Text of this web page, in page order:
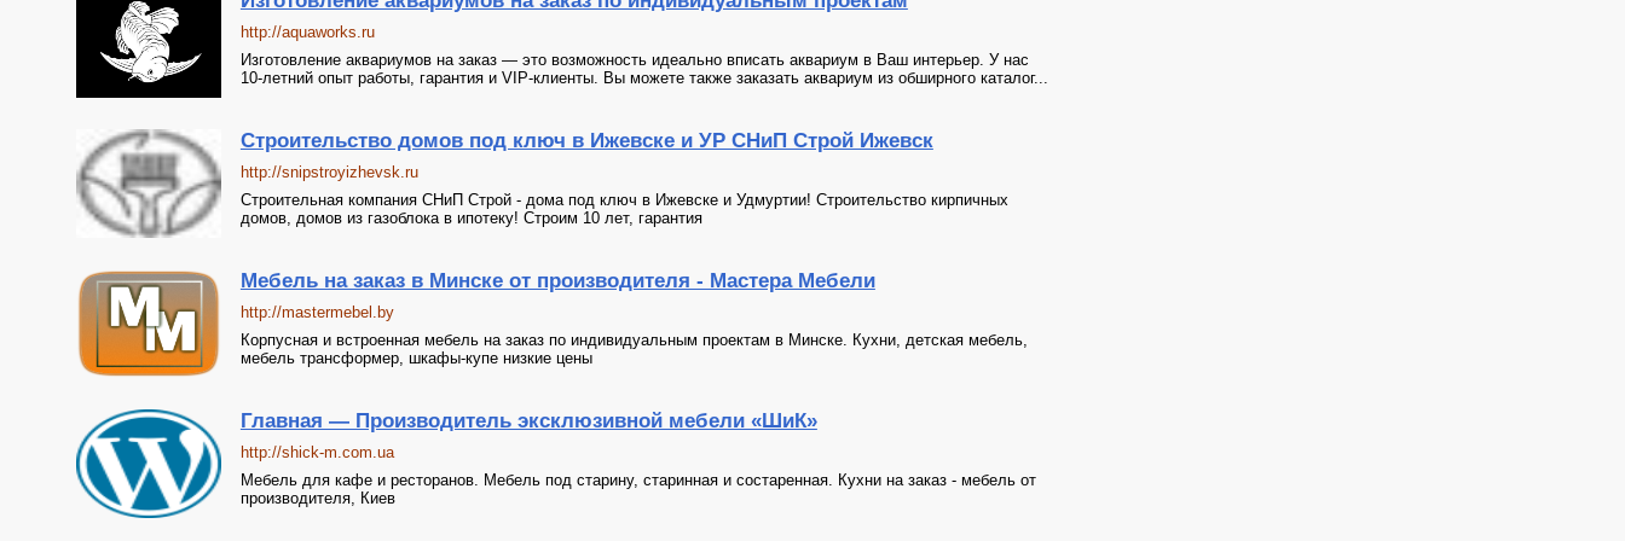
http://aquaworks.ru
Изготовление аквариумов на заказ — это возможность идеально вписать аквариум в Ваш интерьер. У нас
10-летний опыт работы, гарантия и VIP-клиенты. Вы можете также заказать аквариум из обширного каталог...
Строительство домов под ключ в Ижевске и УР СНиП Строй Ижевск
http://snipstroyizhevsk.ru
Строительная компания СНиП Строй - дома под ключ в Ижевске и Удмуртии! Строительство кирпичных
домов, домов из газоблока в ипотеку! Строим 10 лет, гарантия
Мебель на заказ в Минске от производителя - Мастера Мебели
http://mastermebel.by
Корпусная и встроенная мебель на заказ по индивидуальным проектам в Минске. Кухни, детская мебель,
мебель трансформер, шкафы-купе низкие цены
Главная — Производитель эксклюзивной мебели «ШиК»
http://shick-m.com.ua
Мебель для кафе и ресторанов. Мебель под старину, старинная и состаренная. Кухни на заказ - мебель от
производителя, Киев